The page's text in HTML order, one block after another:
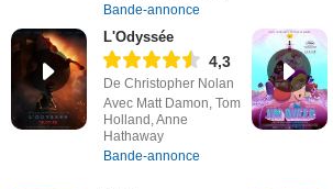
Bande-annonce
L'Odyssée
4,3
De Christopher Nolan
Avec Matt Damon, Tom
Holland, Anne
Hathaway
Bande-annonce